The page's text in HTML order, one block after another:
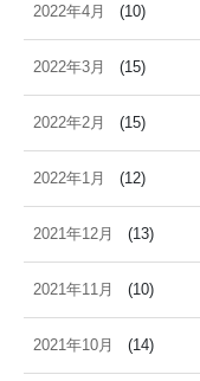
2022年4月 (10)
2022年3月 (15)
2022年2月 (15)
2022年1月 (12)
2021年12月 (13)
2021年11月 (10)
2021年10月 (14)